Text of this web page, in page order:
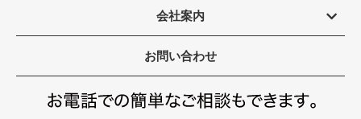
会社案内
お問い合わせ